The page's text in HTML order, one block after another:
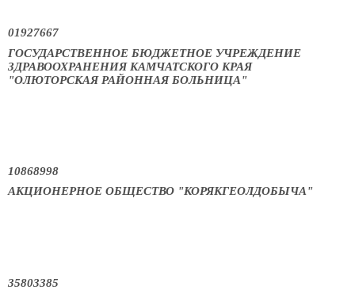
01927667
ГОСУДАРСТВЕННОЕ БЮДЖЕТНОЕ УЧРЕЖДЕНИЕ
ЗДРАВООХРАНЕНИЯ КАМЧАТСКОГО КРАЯ
"ОЛЮТОРСКАЯ РАЙОННАЯ БОЛЬНИЦА"
10868998
АКЦИОНЕРНОЕ ОБЩЕСТВО "КОРЯКГЕОЛДОБЫЧА"
35803385